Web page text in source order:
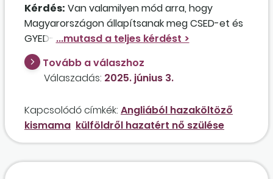
Kérdés: Van valamilyen mód arra, hogy
Magyarországon állapítsanak meg CSED-et és
GYED-et az angol jogviszonya alapján annak a
jelenleg 24 hetes várandós kismamának, aki
2024 márciusa óta Angliában él és dolgozik, ott
volt biztosított, így a magyar tajszáma jelenleg
hónapban visszaköltözik a családjával
Magyarországra, és ott is szeretne szülni,
azonban az angol munkaviszonya jelenleg még
aktív, mert anyasági szabadságon lesz, és ha
Tovább a válaszhoz
Válaszadás: 2025. június 3.
Kapcsolódó címkék: Angliából hazaköltöző
kismama külföldről hazatért nő szülése